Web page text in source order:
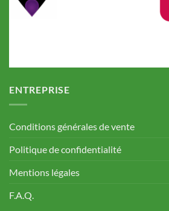
ENTREPRISE
Conditions générales de vente
Politique de confidentialité
Mentions légales
F.A.Q.